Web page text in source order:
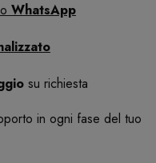
o WhatsApp
su richiesta
in ogni fase del tuo